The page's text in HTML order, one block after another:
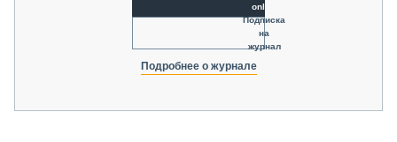
online
Подписка
на
журнал
Подробнее о журнале